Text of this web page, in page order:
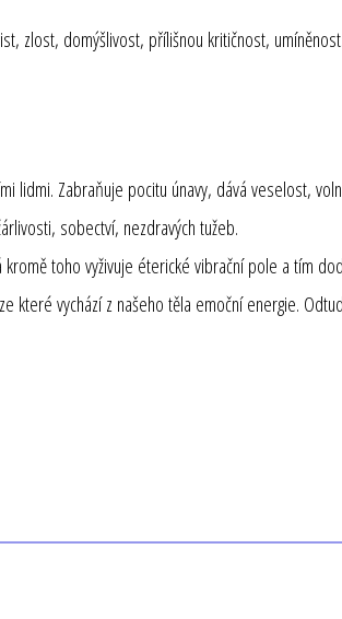
zlost, domýšlivost, přílišnou kritičnost, umíněnost.
lidmi. Zabraňuje pocitu únavy, dává veselost,
sobectví, nezdravých tužeb.
toho vyživuje éterické vibrační pole a tím
vychází z našeho těla emoční energie.